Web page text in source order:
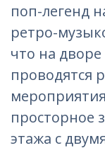
поп-легенд
ретро-
что на дворе
проводятся
просторное
этажа с